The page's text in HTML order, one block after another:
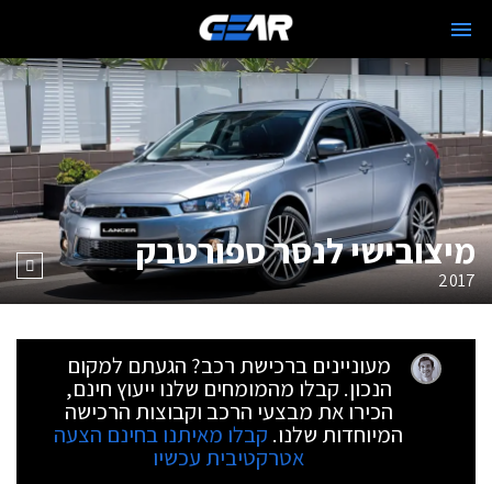
מיצובישי לנסר ספורטבק
2017
מעוניינים ברכישת רכב? הגעתם למקום
הנכון. קבלו מהמומחים שלנו ייעוץ חינם,
הכירו את מבצעי הרכב וקבוצות הרכישה
המיוחדות שלנו. קבלו מאיתנו בחינם הצעה
אטרקטיבית עכשיו